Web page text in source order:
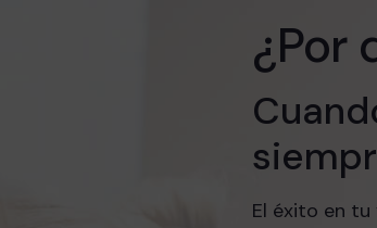
¿Por
El éxito en